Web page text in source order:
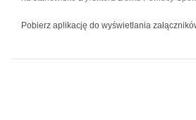
Pobierz aplikację do wyświetlania